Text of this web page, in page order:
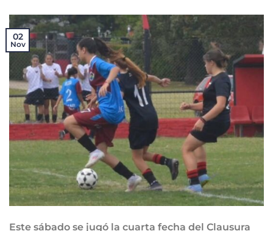
02
Nov
Este sábado se jugó la cuarta fecha del Clausura